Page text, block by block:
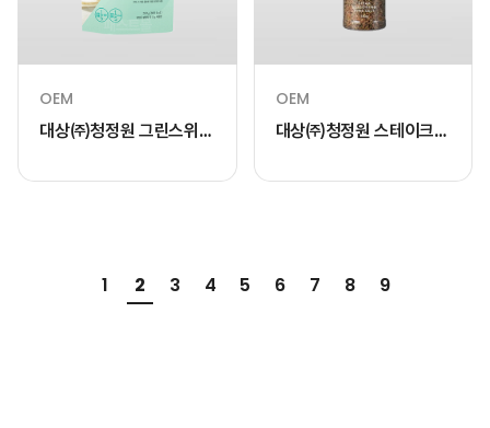
OEM
대상㈜청정원 그린스위트
OEM
대상㈜청정원 스테이크
1 2 3 4 5 6 7 8 9